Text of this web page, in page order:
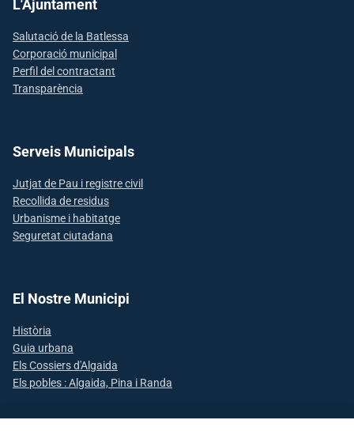
L'Ajuntament
Salutació de la Batlessa
Corporació municipal
Perfil del contractant
Transparència
Serveis Municipals
Jutjat de Pau i registre civil
Recollida de residus
Urbanisme i habitatge
Seguretat ciutadana
El Nostre Municipi
Història
Guia urbana
Els Cossiers d'Algaida
Els pobles : Algaida, Pina i Randa